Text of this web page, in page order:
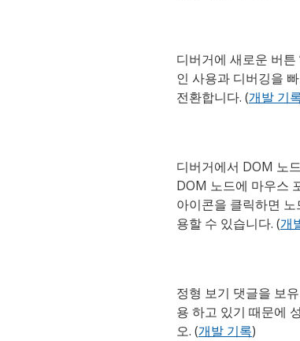
디버거에 새로운 버
인 사용과 디버깅을
전환합니다. (개발 기
디버거에서 DOM 노
DOM 노드에 마우스
아이콘을 클릭하면
용할 수 있습니다. (개
정형 보기 댓글을 보
용 하고 있기 때문에
오. (개발 기록)